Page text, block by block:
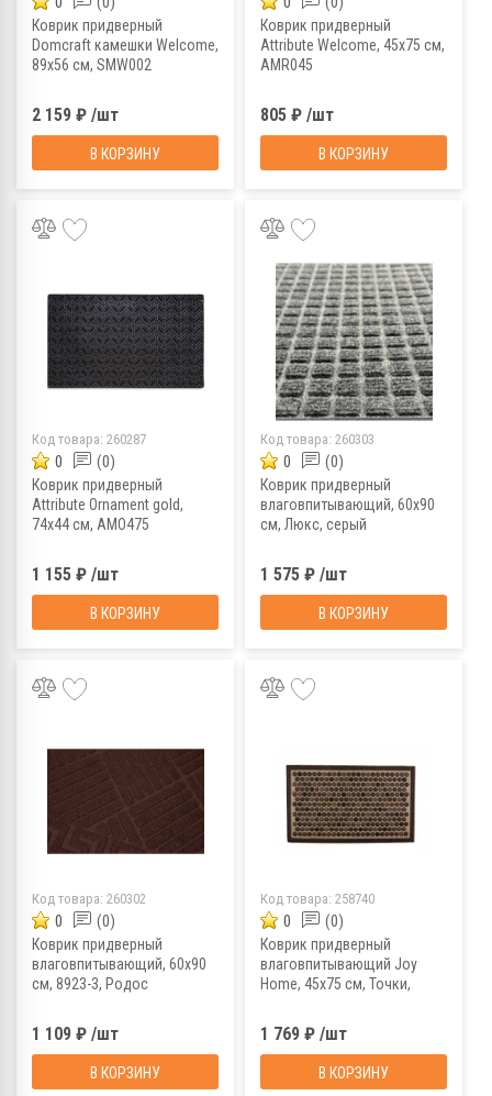
Коврик придверный
Domcraft камешки Welcome,
89х56 см, SMW002
2 159 ₽ /шт
В КОРЗИНУ
Коврик придверный
Attribute Welcome, 45x75 см,
AMR045
805 ₽ /шт
В КОРЗИНУ
Код товара: 260287
0 (0)
Коврик придверный
Attribute Ornament gold,
74x44 см, AMO475
1 155 ₽ /шт
В КОРЗИНУ
Код товара: 260303
0 (0)
Коврик придверный
влаговпитывающий, 60х90
см, Люкс, серый
1 575 ₽ /шт
В КОРЗИНУ
Код товара: 260302
0 (0)
Коврик придверный
влаговпитывающий, 60х90
см, 8923-3, Родос
1 109 ₽ /шт
В КОРЗИНУ
Код товара: 258740
0 (0)
Коврик придверный
влаговпитывающий Joy
Home, 45x75 см, Точки,
1 769 ₽ /шт
В КОРЗИНУ